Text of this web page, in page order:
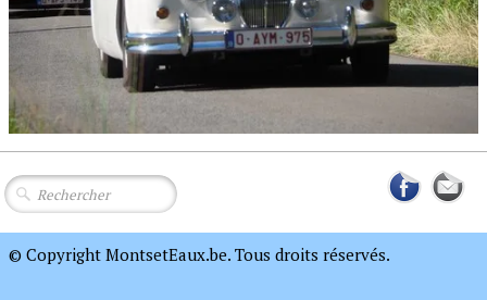
© Copyright MontsetEaux.be. Tous droits réservés.